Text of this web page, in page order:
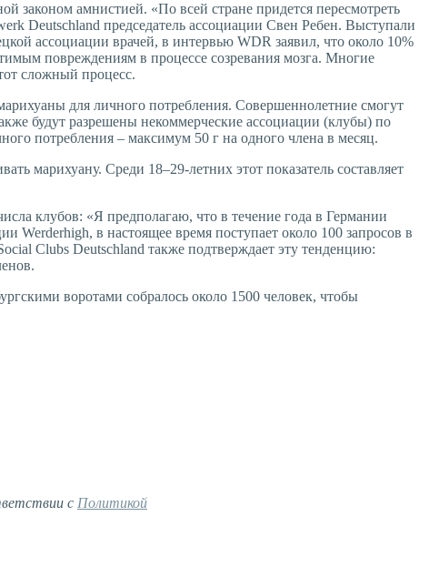
законом амнистией. «По всей стране придется пересмотреть
Deutschland председатель ассоциации Свен Ребен. Выступали
ассоциации врачей, в интервью WDR заявил, что около 10%
повреждениям в процессе созревания мозга. Многие
сложный процесс.
для личного потребления. Совершеннолетние смогут
будут разрешены некоммерческие ассоциации (клубы) по
потребления – максимум 50 г на одного члена в месяц.
марихуану. Среди 18–29-летних этот показатель составляет
клубов: «Я предполагаю, что в течение года в Германии
в настоящее время поступает около 100 запросов в
Clubs Deutschland также подтверждает эту тенденцию:
воротами собралось около 1500 человек, чтобы
с Политикой